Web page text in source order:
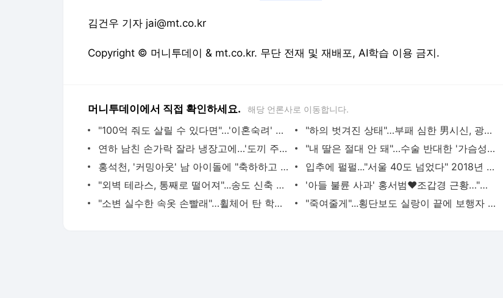
김건우 기자 jai@mt.co.kr
Copyright © 머니투데이 & mt.co.kr. 무단 전재 및 재배포, AI학습 이용 금지.
머니투데이에서 직접 확인하세요. 해당 언론사로 이동합니다.
"100억 줘도 살릴 수 있다면"…'이혼숙려' 故강지용 아내의 절규 - 머니투데이
"하의 벗겨진 상태"…부패 심한 男시신, 광주 건물 사이서 발견 - 머니투데이
연하 남친 손가락 잘라 냉장고에…'도끼 주문' 일본 여성, 왜? - 머니투데이
"내 딸은 절대 안 돼"…수술 반대한 '가슴성형' 전문의, 추천한 시술은? - 머니투데이
홍석천, '커밍아웃' 남 아이돌에 "축하하고 응원할게" - 머니투데이
입추에 펄펄..."서울 40도 넘었다" 2018년 이후 처음 - 머니투데이
"외벽 테라스, 통째로 떨어져"...송도 신축 아파트 '아찔 사고' - 머니투데이
'아들 불륜 사과' 홍서범♥조갑경 근황…"하나 되기로" 지인과 '활짝' - 머니투데이
"소변 실수한 속옷 손빨래"…휠체어 탄 학생 챙긴 공익, 김규원이었다 - 머니투데이
"죽여줄게"...횡단보도 실랑이 끝에 보행자 들이받은 운전자 - 머니투데이